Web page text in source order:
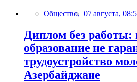
Общество, 07 августа,
Диплом без работы:
образование не
трудоустройство
Азербайджане